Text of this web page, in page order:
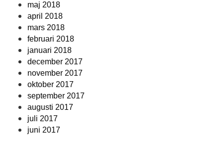
maj 2018
april 2018
mars 2018
februari 2018
januari 2018
december 2017
november 2017
oktober 2017
september 2017
augusti 2017
juli 2017
juni 2017